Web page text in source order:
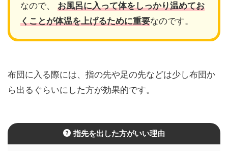
なので、 お風呂に入って体をしっかり温めてお
くことが体温を上げるために重要なのです。
布団に入る際には、指の先や足の先などは少し布団か
ら出るぐらいにした方が効果的です。
指先を出した方がいい理由